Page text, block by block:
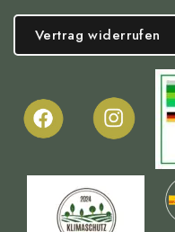
Vertrag widerrufen